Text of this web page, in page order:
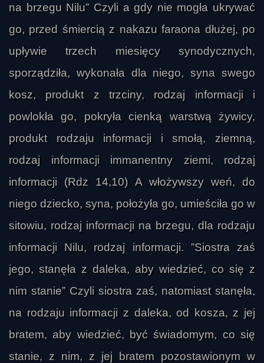
na brzegu Nilu” Czyli a gdy nie mogła ukrywać
go, przed śmiercią z nakazu faraona dłużej, po
upływie trzech miesięcy synodycznych,
sporządziła, wykonała dla niego, syna swego
kosz, produkt z trzciny, rodzaj informacji i
powlokła go, pokryła cienką warstwą żywicy,
produkt rodzaju informacji i smołą, ziemną,
rodzaj informacji immanentny ziemi, rodzaj
informacji (Rdz 14,10) A włożywszy weń, do
niego dziecko, syna, położyła go, umieściła go w
sitowiu, rodzaj informacji na brzegu, dla rodzaju
informacji Nilu, rodzaj informacji. ”Siostra zaś
jego, stanęła z daleka, aby wiedzieć, co się z
nim stanie” Czyli siostra zaś, natomiast stanęła,
na rodzaju informacji z daleka, od kosza, z jej
bratem, aby wiedzieć, być świadomym, co się
stanie, z nim, z jej bratem pozostawionym w